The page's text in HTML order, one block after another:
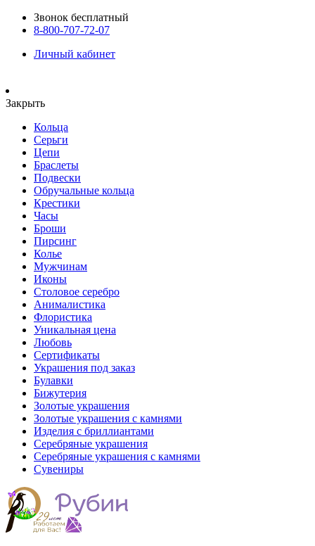
Звонок бесплатный
8-800-707-72-07
Личный кабинет
Закрыть
Кольца
Серьги
Цепи
Браслеты
Подвески
Обручальные кольца
Крестики
Часы
Броши
Пирсинг
Колье
Мужчинам
Иконы
Столовое серебро
Анималистика
Флористика
Уникальная цена
Любовь
Сертификаты
Украшения под заказ
Булавки
Бижутерия
Золотые украшения
Золотые украшения с камнями
Изделия с бриллиантами
Серебряные украшения
Серебряные украшения с камнями
Сувениры